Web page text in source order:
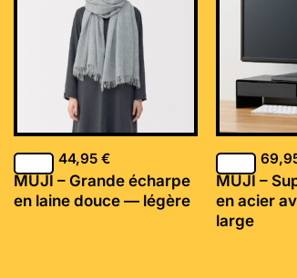
44,95 €
MUJI – Grande écharpe
en laine douce — légère
MUJI –
en acier
large